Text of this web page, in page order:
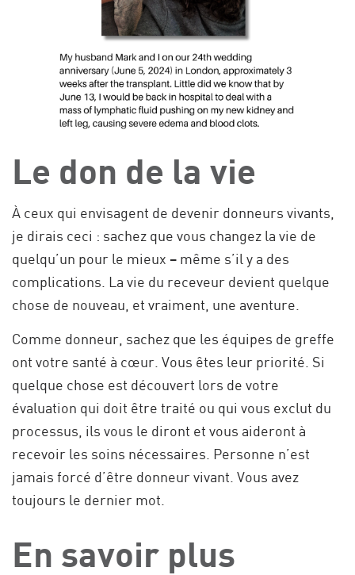
Le don de la vie
À ceux qui envisagent de devenir donneurs vivants,
je dirais ceci : sachez que vous changez la vie de
quelqu’un pour le mieux – même s’il y a des
complications. La vie du receveur devient quelque
chose de nouveau, et vraiment, une aventure.
Comme donneur, sachez que les équipes de greffe
ont votre santé à cœur. Vous êtes leur priorité. Si
quelque chose est découvert lors de votre
évaluation qui doit être traité ou qui vous exclut du
processus, ils vous le diront et vous aideront à
recevoir les soins nécessaires. Personne n’est
jamais forcé d’être donneur vivant. Vous avez
toujours le dernier mot.
En savoir plus